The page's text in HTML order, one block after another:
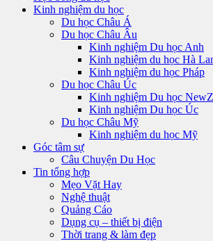
Kinh nghiệm du học
Du học Châu Á
Du học Châu Âu
Kinh nghiệm Du học Anh
Kinh nghiệm du học Hà
Kinh nghiệm du học Pháp
Du học Châu Úc
Kinh nghiệm Du học
Kinh nghiệm Du học Úc
Du học Châu Mỹ
Kinh nghiệm du học Mỹ
Góc tâm sự
Câu Chuyện Du Học
Tin tổng hợp
Mẹo Vặt Hay
Nghệ thuật
Quảng Cáo
Dụng cụ – thiết bị điện
Thời trang & làm đẹp